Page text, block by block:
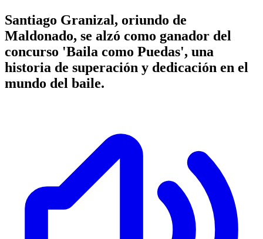
Santiago Granizal, oriundo de
Maldonado, se alzó como ganador del
concurso 'Baila como Puedas', una
historia de superación y dedicación en el
mundo del baile.